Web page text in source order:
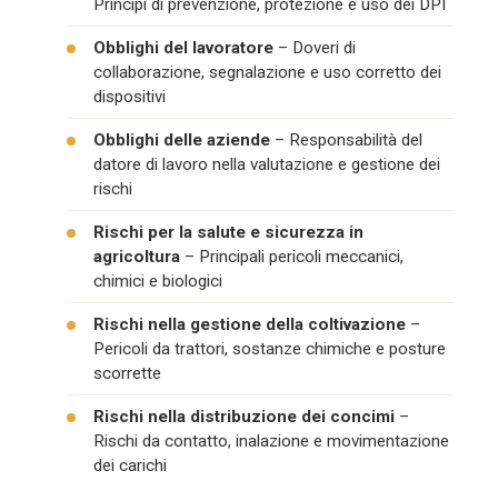
Principi di prevenzione, protezione e uso dei DPI
Obblighi del lavoratore – Doveri di
collaborazione, segnalazione e uso corretto dei
dispositivi
Obblighi delle aziende – Responsabilità del
datore di lavoro nella valutazione e gestione dei
rischi
Rischi per la salute e sicurezza in
agricoltura – Principali pericoli meccanici,
chimici e biologici
Rischi nella gestione della coltivazione –
Pericoli da trattori, sostanze chimiche e posture
scorrette
Rischi nella distribuzione dei concimi –
Rischi da contatto, inalazione e movimentazione
dei carichi